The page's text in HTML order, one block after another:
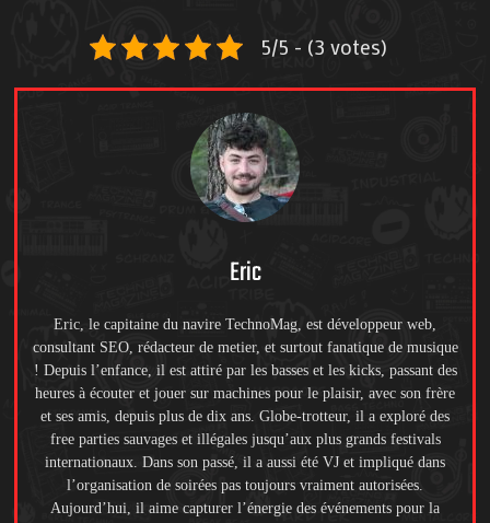
5/5 - (3 votes)
Eric
Eric, le capitaine du navire TechnoMag, est développeur web,
consultant SEO, rédacteur de metier, et surtout fanatique de musique
! Depuis l’enfance, il est attiré par les basses et les kicks, passant des
heures à écouter et jouer sur machines pour le plaisir, avec son frère
et ses amis, depuis plus de dix ans. Globe-trotteur, il a exploré des
free parties sauvages et illégales jusqu’aux plus grands festivals
internationaux. Dans son passé, il a aussi été VJ et impliqué dans
l’organisation de soirées pas toujours vraiment autorisées.
Aujourd’hui, il aime capturer l’énergie des événements pour la